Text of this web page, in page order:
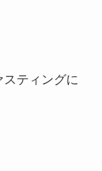
ティングに